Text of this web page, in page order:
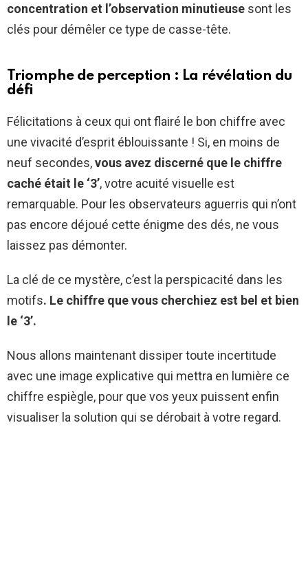
concentration et l’observation minutieuse sont les
clés pour démêler ce type de casse-tête.
Triomphe de perception : La révélation du
défi
Félicitations à ceux qui ont flairé le bon chiffre avec
une vivacité d’esprit éblouissante ! Si, en moins de
neuf secondes,vous avez discerné que le chiffre
caché était le ‘3’, votre acuité visuelle est
remarquable. Pour les observateurs aguerris qui n’ont
pas encore déjoué cette énigme des dés, ne vous
laissez pas démonter.
La clé de ce mystère, c’est la perspicacité dans les
motifs. Le chiffre que vous cherchiez est bel et bien
le ‘3’.
Nous allons maintenant dissiper toute incertitude
avec une image explicative qui mettra en lumière ce
chiffre espiègle, pour que vos yeux puissent enfin
visualiser la solution qui se dérobait à votre regard.